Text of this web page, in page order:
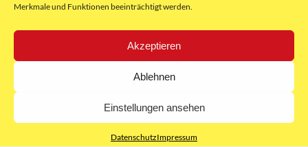
Merkmale und Funktionen beeinträchtigt werden.
Akzeptieren
Ablehnen
Einstellungen ansehen
DatenschutzImpressum
E-Mail